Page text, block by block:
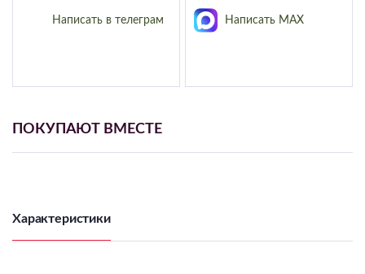
Написать в телеграм Написать MAX
ПОКУПАЮТ ВМЕСТЕ
Характеристики
Подвесные
Люстры-вентиляторы
Комплектующие